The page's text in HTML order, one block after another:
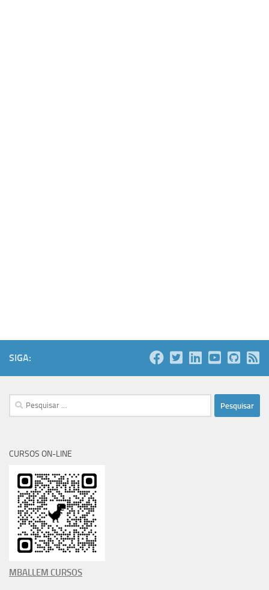
SIGA:
Pesquisar
por:
CURSOS ON-LINE
MBALLEM CURSOS